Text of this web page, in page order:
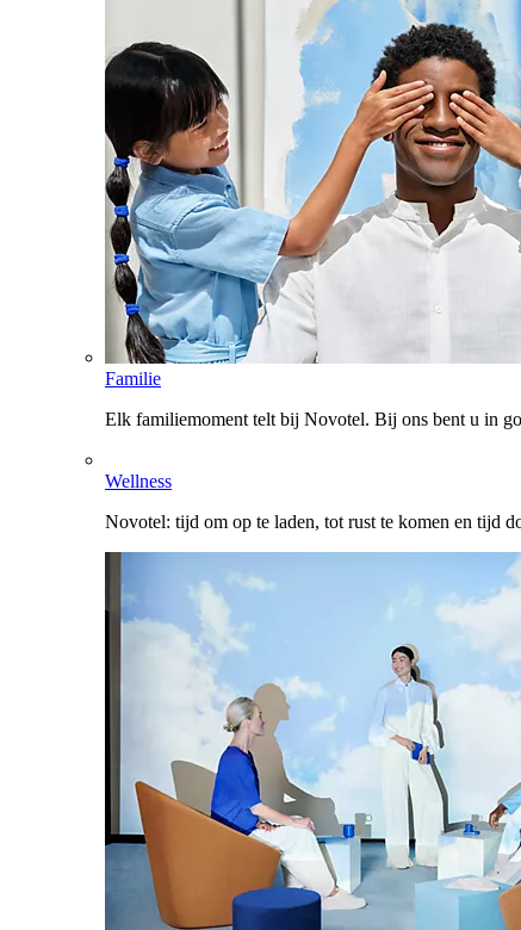
Familie
Elk familiemoment telt bij Novotel. Bij ons bent u in
Wellness
Novotel: tijd om op te laden, tot rust te komen en tijd